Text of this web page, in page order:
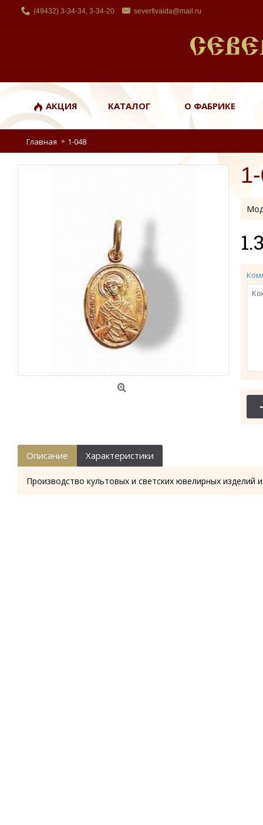
(49432) 3-34-34, 3-34-20 severfivaida@mail.ru
АКЦИЯ КАТАЛОГ О ФАБРИКЕ
Главная 1-048
-
Описание Характеристики
Производство культовых и светских ювелирных изделий